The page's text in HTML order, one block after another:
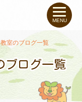
）
MENU
室のブログ一覧
ブログ一覧